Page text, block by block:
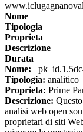
Nome
Tipologia
Proprieta
Descrizione
Durata
Nome:
Tipologia: analitico
Proprieta: Prime
Descrizione:
analisi web open
proprietari di siti